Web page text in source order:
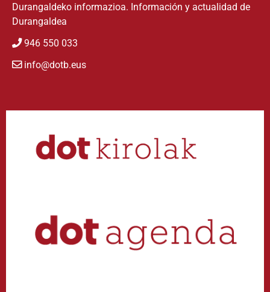
Durangaldeko informazioa. Información y actualidad de
Durangaldea
946 550 033
info@dotb.eus